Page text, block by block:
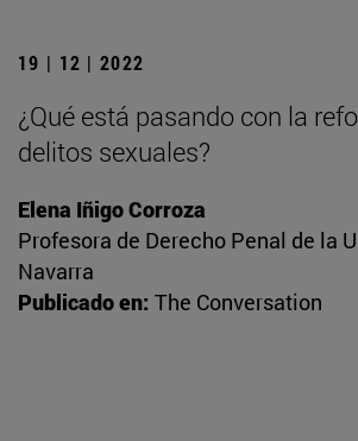
19 | 12 | 2022
¿Qué está pasando con la
delitos sexuales?
Elena Iñigo Corroza
Profesora de Derecho Penal de la
Navarra
Publicado en: The Conversation